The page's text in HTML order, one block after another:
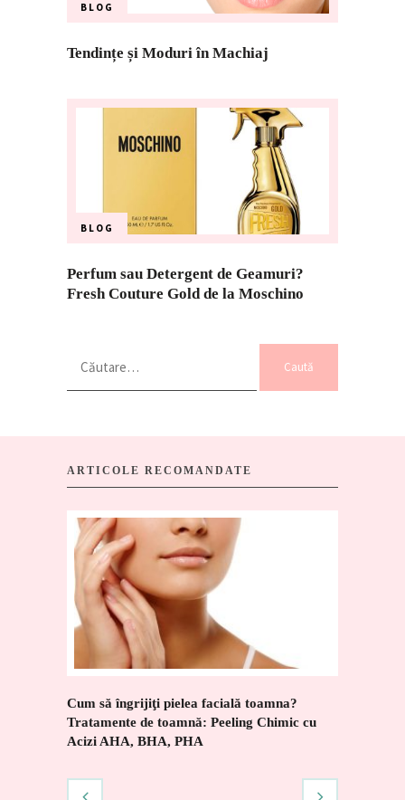
BLOG
Tendințe și Moduri în Machiaj
BLOG
Perfum sau Detergent de Geamuri?
Fresh Couture Gold de la Moschino
după:
ARTICOLE RECOMANDATE
Cum să îngrijiţi pielea facială toamna?
Tratamente de toamnă: Peeling Chimic cu
Acizi AHA, BHA, PHA